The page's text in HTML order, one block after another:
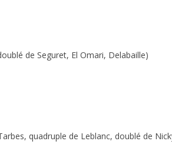
de Seguret, El Omari, Delabaille)
quadruple de Leblanc, doublé de